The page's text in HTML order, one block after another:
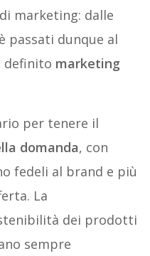
marketing: dalle
passati dunque al
definito marketing
per tenere il
domanda, con
fedeli al brand e più
La
dei prodotti
sempre